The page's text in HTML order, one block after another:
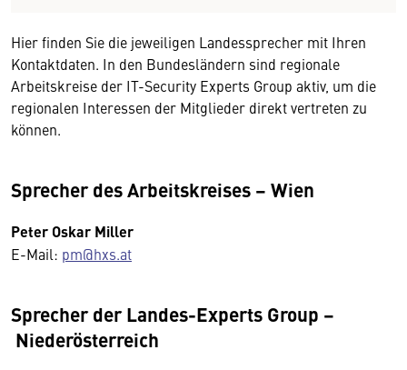
Hier finden Sie die jeweiligen Landessprecher mit Ihren
Kontaktdaten. In den Bundesländern sind regionale
Arbeitskreise der IT-Security Experts Group aktiv, um die
regionalen Interessen der Mitglieder direkt vertreten zu
können.
Sprecher des Arbeitskreises – Wien
Peter Oskar Miller
E-Mail: pm@hxs.at
Sprecher der Landes-Experts Group –
Niederösterreich